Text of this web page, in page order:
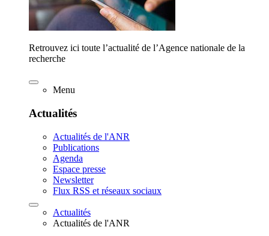
Retrouvez ici toute l’actualité de l’Agence nationale de la
recherche
Menu
Actualités
Actualités de l'ANR
Publications
Agenda
Espace presse
Newsletter
Flux RSS et réseaux sociaux
Actualités
Actualités de l'ANR